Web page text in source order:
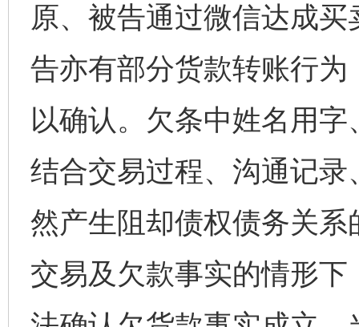
原、被告通过微信达成
告亦有部分货款转账行
以确认。欠条中姓名用
结合交易过程、沟通记
然产生阻却债权债务关
交易及欠款事实的情形